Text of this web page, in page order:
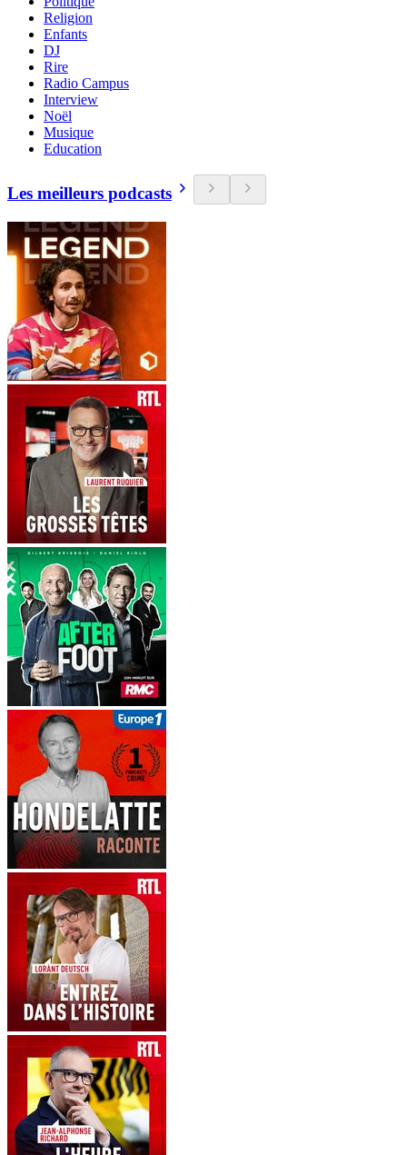
Religion
Enfants
DJ
Rire
Radio Campus
Interview
Noël
Musique
Education
Les meilleurs podcasts